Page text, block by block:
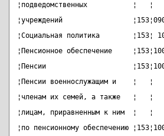
¦подведомственных
¦учреждений
¦Социальная политика
¦Пенсионное обеспечение
¦Пенсии
¦Пенсии военнослужащим и
¦членам их семей, а также
¦лицам, приравненным к ним
¦по пенсионному обеспечению